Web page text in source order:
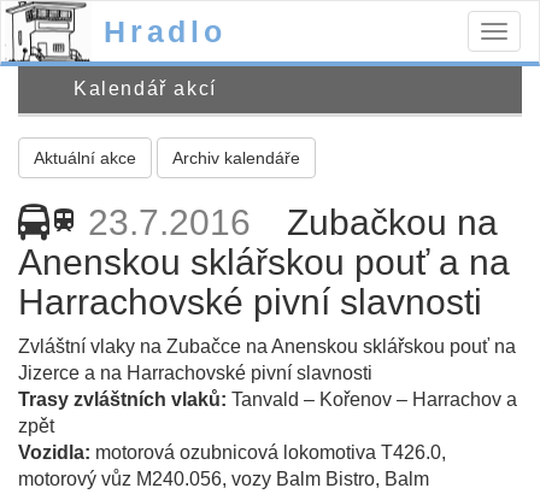
Hradlo
Kalendář akcí
Aktuální akce Archiv kalendáře
train 23.7.2016
Zubačkou na
Anenskou sklářskou pouť a na
Harrachovské pivní slavnosti
Zvláštní vlaky na Zubačce na Anenskou sklářskou pouť na
Jizerce a na Harrachovské pivní slavnosti
Trasy zvláštních vlaků: Tanvald – Kořenov – Harrachov a
zpět
Vozidla: motorová ozubnicová lokomotiva T426.0,
motorový vůz M240.056, vozy Balm Bistro, Balm